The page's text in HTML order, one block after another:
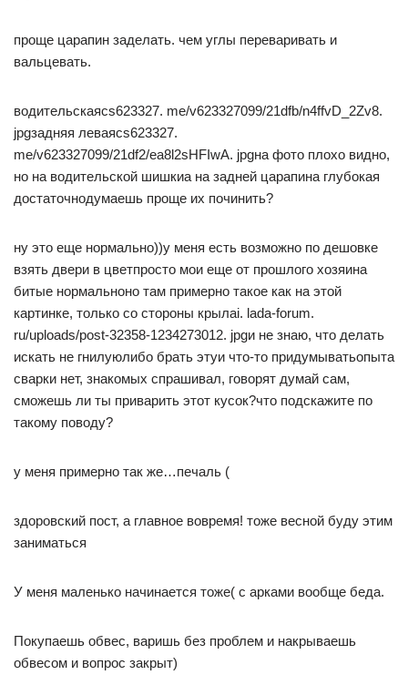
проще царапин заделать. чем углы переваривать и
вальцевать.
водительскаяcs623327. me/v623327099/21dfb/n4ffvD_2Zv8.
jpgзадняя леваяcs623327.
me/v623327099/21df2/ea8l2sHFIwA. jpgна фото плохо видно,
но на водительской шишкиа на задней царапина глубокая
достаточнодумаешь проще их починить?
ну это еще нормально))у меня есть возможно по дешовке
взять двери в цветпросто мои еще от прошлого хозяина
битые нормальноно там примерно такое как на этой
картинке, только со стороны крылаi. lada-forum.
ru/uploads/post-32358-1234273012. jpgи не знаю, что делать
искать не гнилуюлибо брать этуи что-то придумыватьопыта
сварки нет, знакомых спрашивал, говорят думай сам,
сможешь ли ты приварить этот кусок?что подскажите по
такому поводу?
у меня примерно так же…печаль (
здоровский пост, а главное вовремя! тоже весной буду этим
заниматься
У меня маленько начинается тоже( с арками вообще беда.
Покупаешь обвес, варишь без проблем и накрываешь
обвесом и вопрос закрыт)